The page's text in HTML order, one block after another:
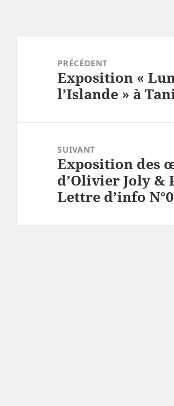
PRÉCÉDENT
Article
précédent :
Exposition «
l’Islande » à
SUIVANT
Article
suivant :
Exposition des
d’Olivier Joly &
Lettre d’info